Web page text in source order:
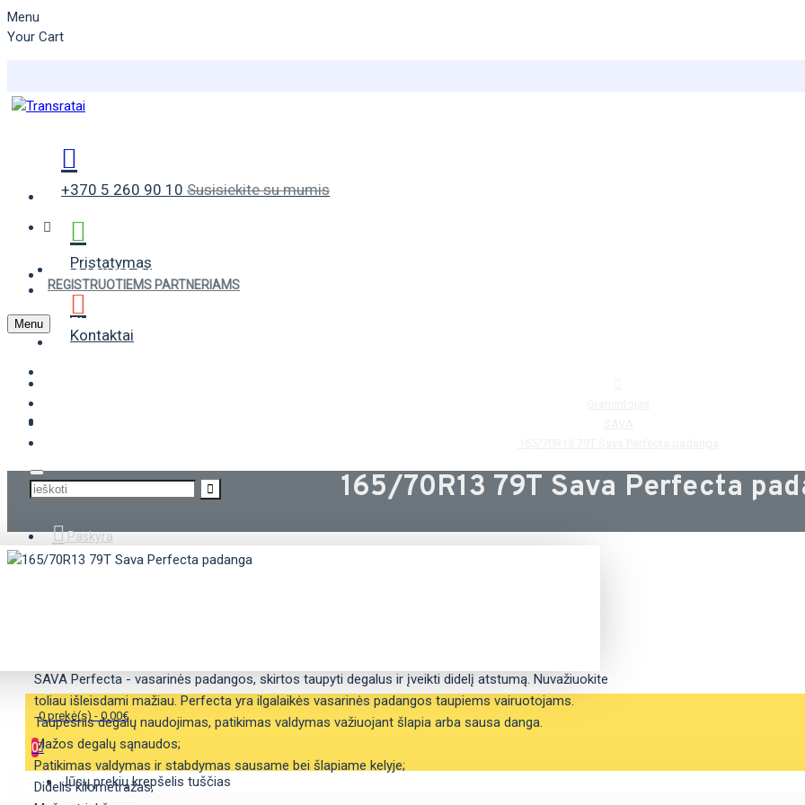
Menu
Your Cart
+370 5 260 90 10 Susisiekite su mumis
Pristatymas
Kontaktai
VASARINĖS PADANGOS
ŽIEMINĖS PADANGOS
Paskyra
0 prekė(s) - 0.00€
0
Jūsų prekių krepšelis tuščias
REGISTRUOTIEMS PARTNERIAMS
Menu
165/70R13 79T Sava Perfecta
SAVA Perfecta - vasarinės padangos, skirtos taupyti degalus ir įveikti didelį atstumą. Nuvažiuokite
toliau išleisdami mažiau. Perfecta yra ilgalaikės vasarinės padangos taupiems vairuotojams.
Taupesnis degalų naudojimas, patikimas valdymas važiuojant šlapia arba sausa danga.
Mažos degalų sąnaudos;
Patikimas valdymas ir stabdymas sausame bei šlapiame kelyje;
Didelis kilometražas;